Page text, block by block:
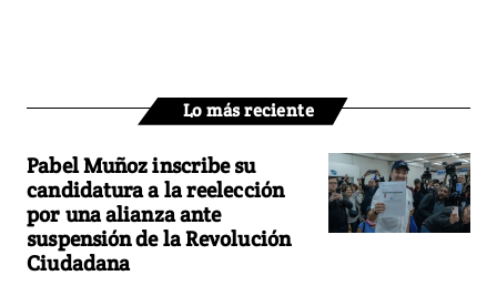
Lo más reciente
Pabel Muñoz inscribe su
candidatura a la reelección
por una alianza ante
suspensión de la Revolución
Ciudadana